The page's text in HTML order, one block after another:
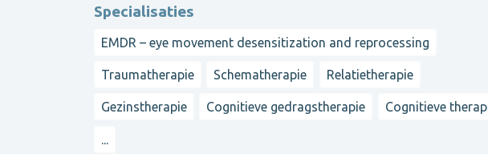
Specialisaties
EMDR – eye movement desensitization and reprocessing
Traumatherapie Schematherapie Relatietherapie
Gezinstherapie Cognitieve gedragstherapie Cognitieve
...